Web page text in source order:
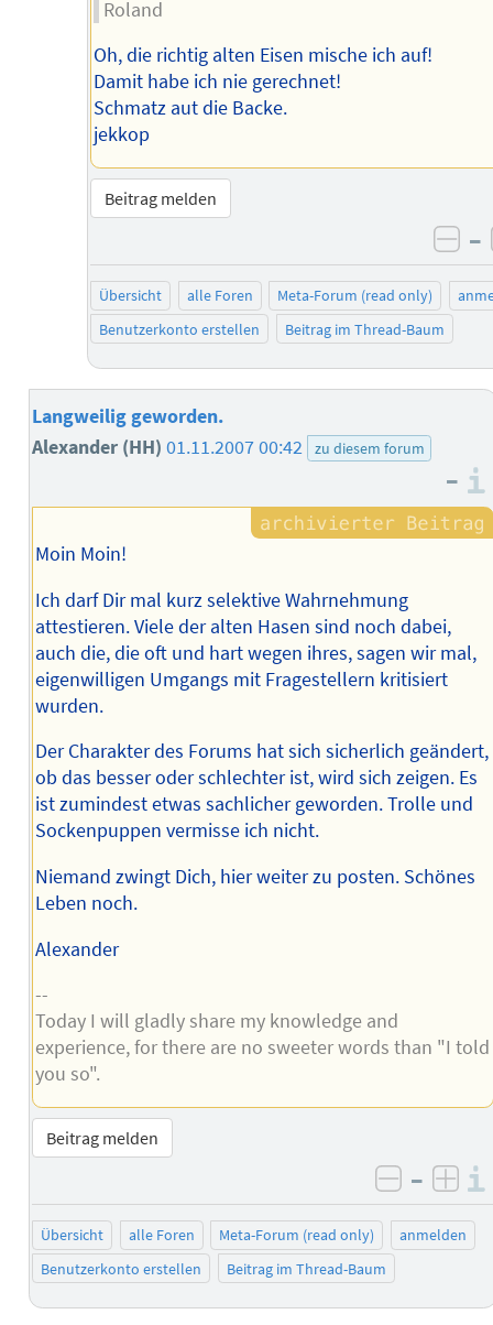
Roland
Oh, die richtig alten Eisen mische ich auf!
Damit habe ich nie gerechnet!
Schmatz aut die Backe.
jekkop
Beitrag melden
–
Übersicht alle Foren Meta-Forum (read only)
Benutzerkonto erstellen
Beitrag im Thread-Baum
Langweilig geworden.
Alexander (HH)01.11.2007 00:42 zu diesem forum
–
Moin Moin!
Ich darf Dir mal kurz selektive Wahrnehmung
attestieren. Viele der alten Hasen sind noch dabei,
auch die, die oft und hart wegen ihres, sagen wir mal,
eigenwilligen Umgangs mit Fragestellern kritisiert
wurden.
Der Charakter des Forums hat sich sicherlich geändert,
ob das besser oder schlechter ist, wird sich zeigen. Es
ist zumindest etwas sachlicher geworden. Trolle und
Sockenpuppen vermisse ich nicht.
Niemand zwingt Dich, hier weiter zu posten. Schönes
Leben noch.
Alexander
--
Today I will gladly share my knowledge and
experience, for there are no sweeter words than "I told
you so".
Beitrag melden
negativ
–
Übersicht alle Foren Meta-Forum (read only)
anmelden
Benutzerkonto erstellen
Beitrag im Thread-Baum